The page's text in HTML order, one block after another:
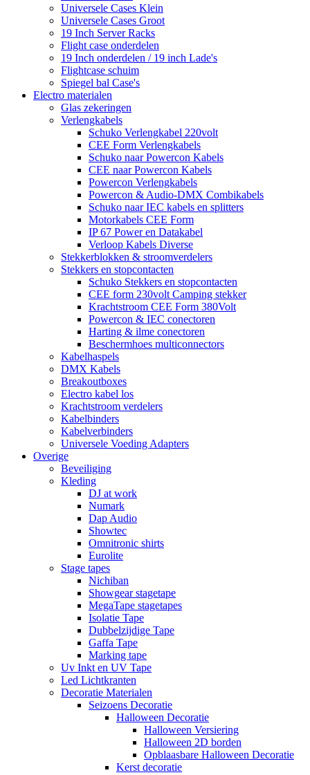
Universele Cases Klein
Universele Cases Groot
19 Inch Server Racks
Flight case onderdelen
19 Inch onderdelen / 19 inch Lade's
Flightcase schuim
Spiegel bal Case's
Electro materialen
Glas zekeringen
Verlengkabels
Schuko Verlengkabel 220volt
CEE Form Verlengkabels
Schuko naar Powercon Kabels
CEE naar Powercon Kabels
Powercon Verlengkabels
Powercon & Audio-DMX Combikabels
Schuko naar IEC kabels en splitters
Motorkabels CEE Form
IP 67 Power en Datakabel
Verloop Kabels Diverse
Stekkerblokken & stroomverdelers
Stekkers en stopcontacten
Schuko Stekkers en stopcontacten
CEE form 230volt Camping stekker
Krachtstroom CEE Form 380Volt
Powercon & IEC conectoren
Harting & ilme conectoren
Beschermhoes multiconnectors
Kabelhaspels
DMX Kabels
Breakoutboxes
Electro kabel los
Krachtstroom verdelers
Kabelbinders
Kabelverbinders
Universele Voeding Adapters
Overige
Beveiliging
Kleding
DJ at work
Numark
Dap Audio
Showtec
Omnitronic shirts
Eurolite
Stage tapes
Nichiban
Showgear stagetape
MegaTape stagetapes
Isolatie Tape
Dubbelzijdige Tape
Gaffa Tape
Marking tape
Uv Inkt en UV Tape
Led Lichtkranten
Decoratie Materialen
Seizoens Decoratie
Halloween Decoratie
Halloween Versiering
Halloween 2D borden
Opblaasbare Halloween Decoratie
Kerst decoratie